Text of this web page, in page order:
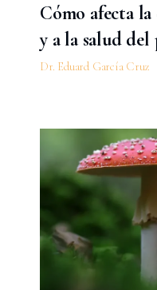
Cómo afecta
y a la salud del
Dr. Eduard García Cruz